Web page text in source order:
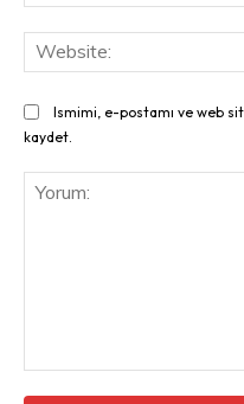
Ismimi, e-postamı ve web
kaydet.